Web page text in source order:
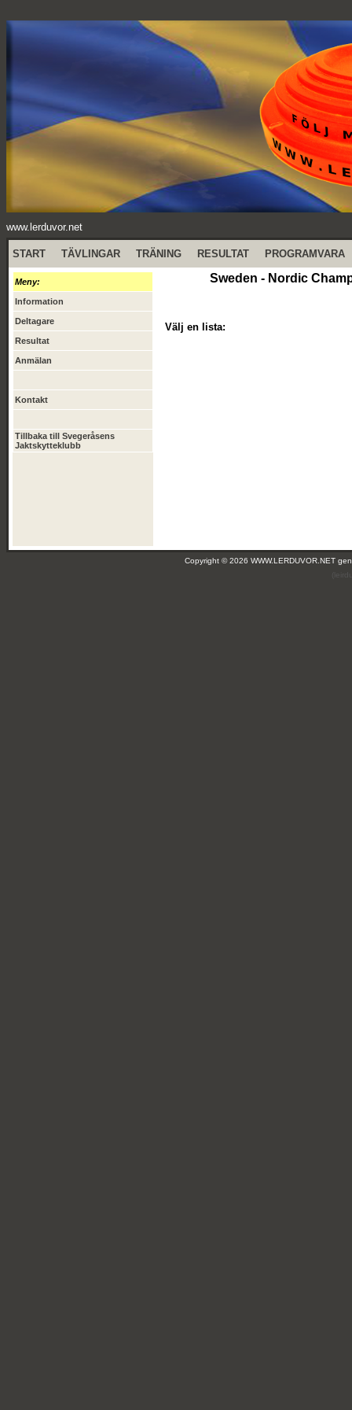
www.lerduvor.net
START TÄVLINGAR TRÄNING RESULTAT PROGRAMVARA
Meny:
Information
Deltagare
Resultat
Anmälan
Kontakt
Tillbaka till Svegeråsens
Jaktskytteklubb
Sweden - Nordic
Välj en lista:
Copyright © 2026 WWW.LERDUVOR.NET